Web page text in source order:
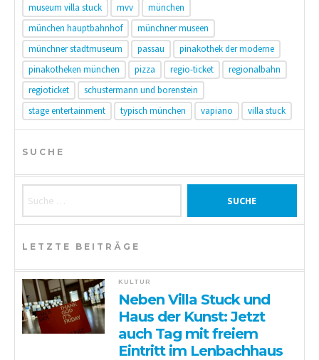
museum villa stuck
mvv
münchen
münchen hauptbahnhof
münchner museen
münchner stadtmuseum
passau
pinakothek der moderne
pinakotheken münchen
pizza regio-ticket
regionalbahn
regioticket
schustermann und borenstein
stage entertainment
typisch münchen vapiano villa stuck
SUCHE
LETZTE BEITRÄGE
KULTUR
Neben Villa Stuck und
Haus der Kunst: Jetzt
auch Tag mit freiem
Eintritt im Lenbachhaus